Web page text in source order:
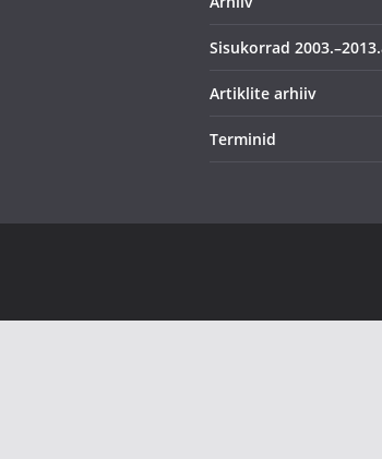
Sisukorrad
Artiklite arhiiv
Terminid